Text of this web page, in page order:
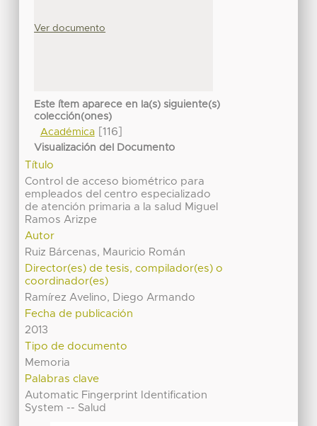
Ver documento
Este ítem aparece en la(s) siguiente(s)
colección(ones)
Académica[116]
Visualización del Documento
Título
Control de acceso biométrico para
empleados del centro especializado
de atención primaria a la salud Miguel
Ramos Arizpe
Autor
Ruiz Bárcenas, Mauricio Román
Director(es) de tesis, compilador(es) o
coordinador(es)
Ramírez Avelino, Diego Armando
Fecha de publicación
2013
Tipo de documento
Memoria
Palabras clave
Automatic Fingerprint Identification
System -- Salud